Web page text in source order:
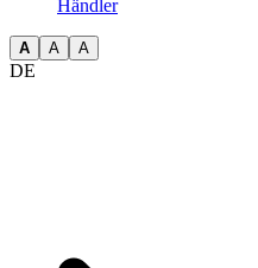
Händler
A A A
DE